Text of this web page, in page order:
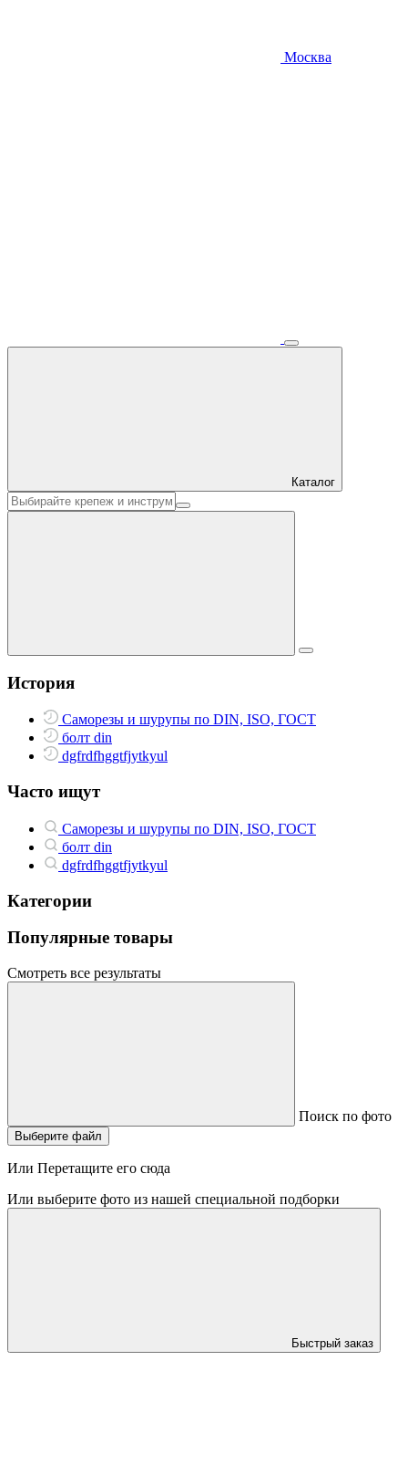
Москва
Каталог
История
Саморезы и шурупы по DIN, ISO, ГОСТ
болт din
dgfrdfhggtfjytkyul
Часто ищут
Саморезы и шурупы по DIN, ISO, ГОСТ
болт din
dgfrdfhggtfjytkyul
Категории
Популярные товары
Смотреть все результаты
Поиск по фото
Выберите файл
Или Перетащите его сюда
Или выберите фото из нашей специальной подборки
Быстрый заказ